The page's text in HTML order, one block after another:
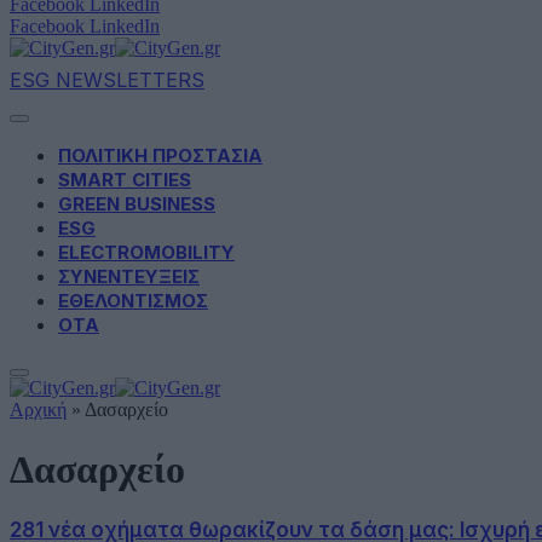
Facebook LinkedIn
Facebook LinkedIn
ESG NEWSLETTERS
ΠΟΛΙΤΙΚΗ ΠΡΟΣΤΑΣΙΑ
SMART CITIES
GREEN BUSINESS
ESG
ELECTROMOBILITY
ΣΥΝΕΝΤΕΥΞΕΙΣ
ΕΘΕΛΟΝΤΙΣΜΟΣ
ΟΤΑ
Αρχική » Δασαρχείο
Δασαρχείο
281 νέα οχήματα θωρακίζουν τα δάση μας: